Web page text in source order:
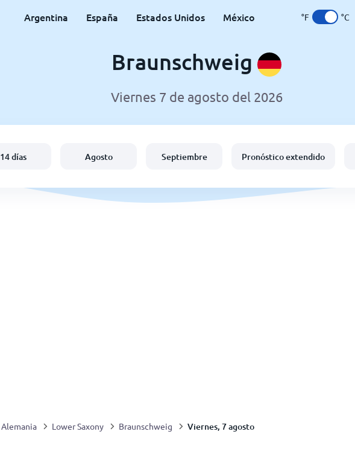
Argentina España Estados Unidos México °F °C
Braunschweig
Viernes 7 de agosto del 2026
14 días Agosto Septiembre Pronóstico extendido
Alemania Lower Saxony Braunschweig Viernes, 7 agosto